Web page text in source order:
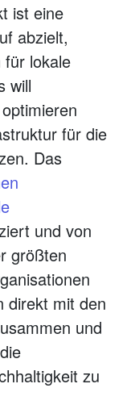
ist eine
abzielt,
für lokale
will
für die
Das
und von
größten
direkt mit den
und
zu